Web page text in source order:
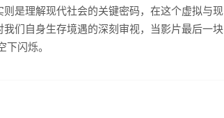
理解现代社会的关键密码，在这个虚拟与现
们自身生存境遇的深刻审视，当影片最后一块
闪烁。